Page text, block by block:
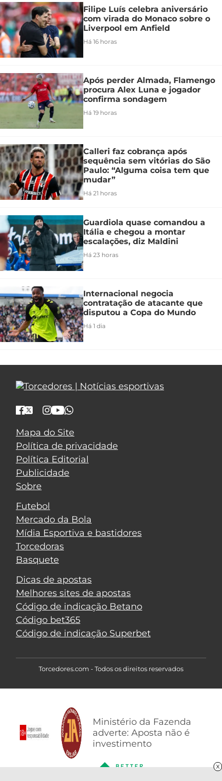
X
Filipe Luís celebra aniversário
com virada do Monaco sobre o
Liverpool em Anfield
Há 16 horas
Após perder Almada, Flamengo
procura Alex Luna e jogador
confirma sondagem
Há 19 horas
Calleri faz cobrança após
sequência sem vitórias do São
Paulo: “Alguma coisa tem que
mudar”
Há 21 horas
Guardiola quase comandou a
Itália e chegou a montar
escalações, diz Maldini
Há 23 horas
Internacional negocia
contratação de atacante que
disputou a Copa do Mundo
Há 1 dia
Mapa do Site
Política de privacidade
Política Editorial
Publicidade
Sobre
Futebol
Mercado da Bola
Mídia Esportiva e bastidores
Torcedoras
Basquete
Dicas de apostas
Melhores sites de apostas
Código de indicação Betano
Código bet365
Código de indicação Superbet
Torcedores.com - Todos os direitos reservados
Ministério da Fazenda
adverte: Aposta não é
investimento